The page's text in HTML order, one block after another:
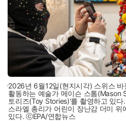
2026년 6월12일(현지시각) 스위스
활동하는 예술가 메이슨 스톰(Mason
토리즈(Toy Stories)'를 촬영하고 있
스라엘 총리가 어린이 장난감 더미 위
있다. ⓒEPA/연합뉴스